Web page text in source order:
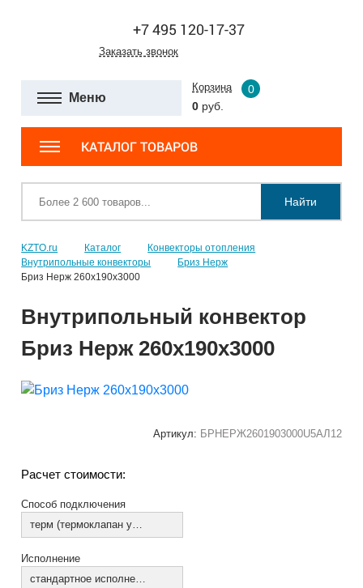
+7 495 120-17-37
Заказать звонок
Меню
Корзина
0
0 руб.
КАТАЛОГ ТОВАРОВ
Найти
KZTO.ru Каталог
Конвекторы отопления
Внутрипольные конвекторы
Бриз Нерж
Бриз Нерж 260х190х3000
Внутрипольный конвектор
Бриз Нерж 260х190х3000
Артикул: БРНЕРЖ2601903000U5АЛ12
Расчет стоимости:
Способ подключения
терм (термоклапан установлен)
Исполнение
стандартное исполнение